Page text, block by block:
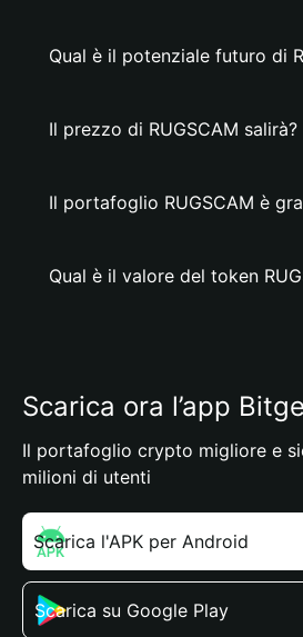
Qual è il potenziale futuro di
Il prezzo di RUGSCAM salirà?
Il portafoglio RUGSCAM è
Qual è il valore del token
Scarica ora l’app
Il portafoglio crypto migliore e
milioni di utenti
Scarica l'APK per Android
Scarica su Google Play